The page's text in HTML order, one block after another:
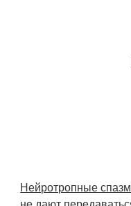
Нейротропные